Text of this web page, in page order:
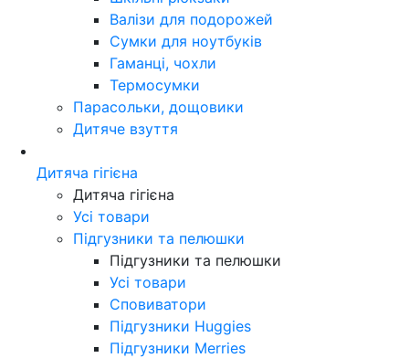
Валізи для подорожей
Сумки для ноутбуків
Гаманці, чохли
Термосумки
Парасольки, дощовики
Дитяче взуття
Дитяча гігієна
Дитяча гігієна
Усі товари
Підгузники та пелюшки
Підгузники та пелюшки
Усі товари
Сповиватори
Підгузники Huggies
Підгузники Merries